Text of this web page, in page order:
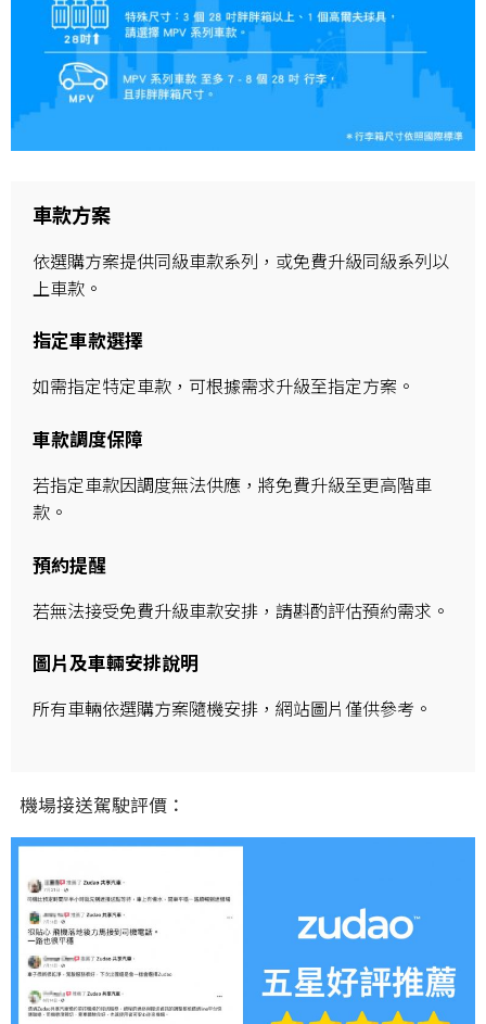
車款方案
依選購方案提供同級車款系列，或免費升級同級系列以
上車款。
指定車款選擇
如需指定特定車款，可根據需求升級至指定方案。
車款調度保障
若指定車款因調度無法供應，將免費升級至更高階車
款。
預約提醒
若無法接受免費升級車款安排，請斟酌評估預約需求。
圖片及車輛安排說明
所有車輛依選購方案隨機安排，網站圖片僅供參考。
機場接送駕駛評價：